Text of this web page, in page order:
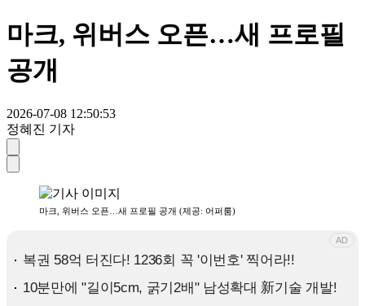
마크, 위버스 오픈…새 프로필
공개
2026-07-08 12:50:53
정혜진 기자
마크, 위버스 오픈…새 프로필 공개 (제공: 어퍼룸)